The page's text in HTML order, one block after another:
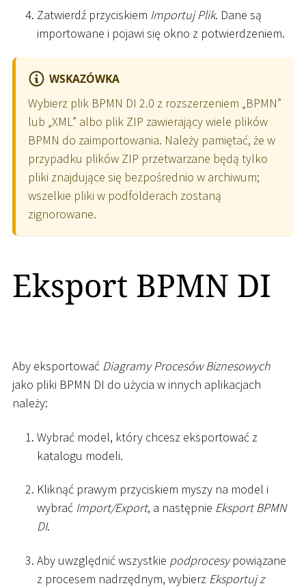
Zatwierdź przyciskiem Importuj Plik. Dane są
importowane i pojawi się okno z potwierdzeniem.
WSKAZÓWKA
Wybierz plik BPMN DI 2.0 z rozszerzeniem „BPMN”
lub „XML” albo plik ZIP zawierający wiele plików
BPMN do zaimportowania. Należy pamiętać, że w
przypadku plików ZIP przetwarzane będą tylko
pliki znajdujące się bezpośrednio w archiwum;
wszelkie pliki w podfolderach zostaną
zignorowane.
Eksport BPMN DI
Aby eksportować Diagramy Procesów Biznesowych
jako pliki BPMN DI do użycia w innych aplikacjach
należy:
Wybrać model, który chcesz eksportować z
katalogu modeli.
Kliknąć prawym przyciskiem myszy na model i
wybrać Import/Export, a następnie Eksport BPMN
DI.
Aby uwzględnić wszystkie podprocesypowiązane
z procesem nadrzędnym, wybierz Eksportuj z